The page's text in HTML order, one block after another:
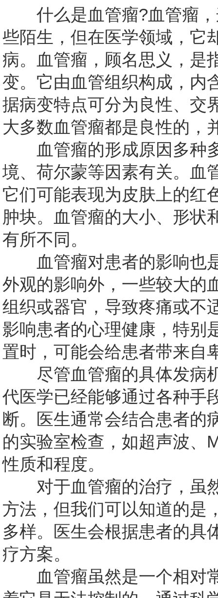
什么是血管瘤?血管瘤，
些陌生，但在医学领域，它
病。血管瘤，顾名思义，是
变。它由血管组织构成，内
据病变特点可分为良性、交
大多数血管瘤都是良性的，
血管瘤的形成原因多种
境、荷尔蒙等因素有关。血
它们可能表现为皮肤上的红
肿块。血管瘤的大小、形状
有所不同。
血管瘤对患者的影响也
外观的影响外，一些较大的
组织或器官，导致疼痛或不
影响患者的心理健康，特别
置时，可能会给患者带来自
尽管血管瘤的具体发病
代医学已经能够通过各种手
断。医生通常会结合患者的
的实验室检查，如超声波、
性质和程度。
对于血管瘤的治疗，虽
方法，但我们可以知道的是
多样。医生会根据患者的具
疗方案。
血管瘤虽然是一个相对